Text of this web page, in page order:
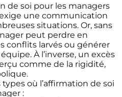
de soi pour les managers
une communication
situations. Or, sans
peut perdre en
conflits larvés ou générer
À l’inverse, un excès
comme de la rigidité,
où l’affirmation de soi
: